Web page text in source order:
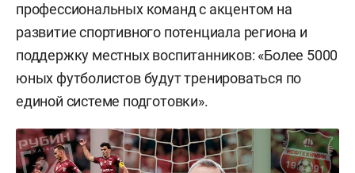
профессиональных команд с акцентом на
развитие спортивного потенциала региона и
поддержку местных воспитанников: «Более 5000
юных футболистов будут тренироваться по
единой системе подготовки».